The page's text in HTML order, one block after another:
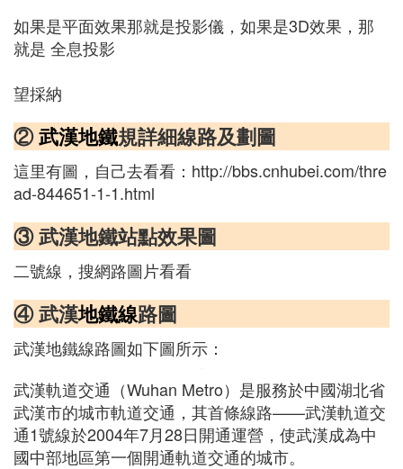
如果是平面效果那就是投影儀，如果是3D效果，那
就是 全息投影
望採納
②武漢地鐵規詳細線路及劃圖
這里有圖，自己去看看：http://bbs.cnhubei.com/thre
ad-844651-1-1.html
③ 武漢地鐵站點效果圖
二號線，搜網路圖片看看
④ 武漢地鐵線路圖
武漢地鐵線路圖如下圖所示：
武漢軌道交通（Wuhan Metro）是服務於中國湖北省
武漢市的城市軌道交通，其首條線路——武漢軌道交
通1號線於2004年7月28日開通運營，使武漢成為中
國中部地區第一個開通軌道交通的城市。